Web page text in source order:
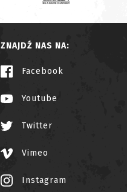
ZNAJDŹ NAS NA:
Facebook
Youtube
Twitter
Vimeo
Instagram